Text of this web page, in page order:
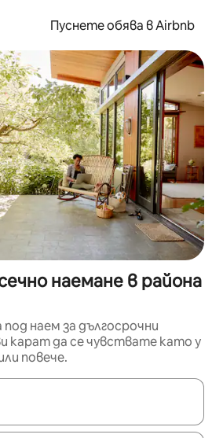
Пуснете обява в Airbnb
наемане в района
наем за дългосрочни
карат да се чувствате като у
повече.
се покажат, използвайте